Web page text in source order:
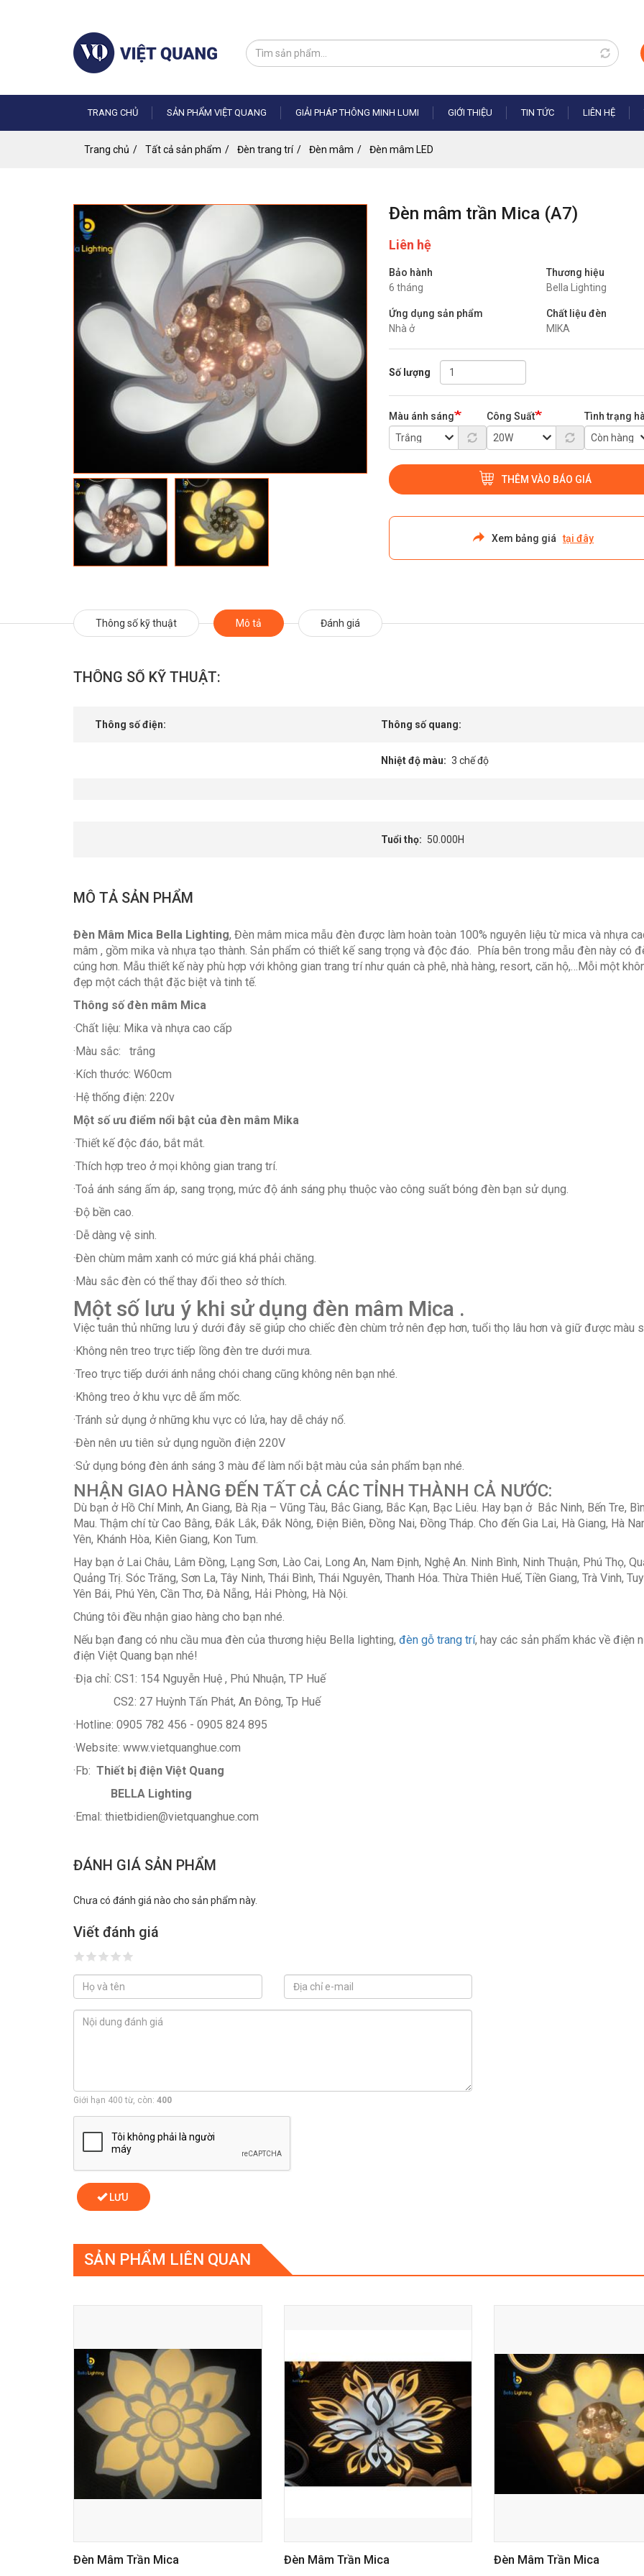
TRANG CHỦ SẢN PHẨM VIỆT QUANG GIẢI PHÁP THÔNG MINH LUMI GIỚI THIỆU TIN TỨC LIÊN HỆ
Trang chủ Tất cả sản phẩm Đèn trang trí Đèn mâm Đèn mâm LED
Đèn mâm trần Mica (A7)
Liên hệ
Bảo hành
6 tháng
Ứng dụng sản phẩm
Nhà ở
Thương hiệu
Bella Lighting
Chất liệu đèn
MIKA
Số lượng
Màu ánh sáng Công Suất Tình trạng
THÊM VÀO BÁO GIÁ
Xem bảng giá tại đây
Thông số kỹ thuật Mô tả Đánh giá
THÔNG SỐ KỸ THUẬT:
Thông số điện: Thông số quang:
Nhiệt độ màu 3 chế độ
Tuổi thọ 50.000H
MÔ TẢ SẢN PHẨM
Đèn Mâm Mica Bella Lighting, Đèn mâm mica mẫu đèn được làm hoàn toàn 100% nguyên liệu từ mica và nhựa
mâm , gồm mika và nhựa tạo thành. Sản phẩm có thiết kế sang trọng và độc đáo. Phía bên trong mẫu đèn này có
cúng hơn. Mẫu thiết kế này phù hợp với không gian trang trí như quán cà phê, nhà hàng, resort, căn hộ,…Mỗi một
đẹp một cách thật đặc biệt và tinh tế.
Thông số đèn mâm Mica
·Chất liệu: Mika và nhựa cao cấp
·Màu sắc: trắng
·Kích thước: W60cm
·Hệ thống điện: 220v
Một số ưu điểm nổi bật của đèn mâm Mika
·Thiết kế độc đáo, bắt mắt.
·Thích hợp treo ở mọi không gian trang trí.
·Toả ánh sáng ấm áp, sang trọng, mức độ ánh sáng phụ thuộc vào công suất bóng đèn bạn sử dụng.
·Độ bền cao.
·Dễ dàng vệ sinh.
·Đèn chùm mâm xanh có mức giá khá phải chăng.
·Màu sắc đèn có thể thay đổi theo sở thích.
Một số lưu ý khi sử dụng đèn mâm Mica .
Việc tuân thủ những lưu ý dưới đây sẽ giúp cho chiếc đèn chùm trở nên đẹp hơn, tuổi thọ lâu hơn và giữ được màu
·Không nên treo trực tiếp lồng đèn tre dưới mưa.
·Treo trực tiếp dưới ánh nắng chói chang cũng không nên bạn nhé.
·Không treo ở khu vực dễ ẩm mốc.
·Tránh sử dụng ở những khu vực có lửa, hay dễ cháy nổ.
·Đèn nên ưu tiên sử dụng nguồn điện 220V
·Sử dụng bóng đèn ánh sáng 3 màu để làm nổi bật màu của sản phẩm bạn nhé.
NHẬN GIAO HÀNG ĐẾN TẤT CẢ CÁC TỈNH THÀNH CẢ NƯỚC:
Dù bạn ở Hồ Chí Minh, An Giang, Bà Rịa – Vũng Tàu, Bắc Giang, Bắc Kạn, Bạc Liêu. Hay bạn ở Bắc Ninh, Bến Tre,
Mau. Thậm chí từ Cao Bằng, Đắk Lắk, Đắk Nông, Điện Biên, Đồng Nai, Đồng Tháp. Cho đến Gia Lai, Hà Giang, Hà
Yên, Khánh Hòa, Kiên Giang, Kon Tum.
Hay bạn ở Lai Châu, Lâm Đồng, Lạng Sơn, Lào Cai, Long An, Nam Định, Nghệ An. Ninh Bình, Ninh Thuận, Phú Thọ,
Quảng Trị. Sóc Trăng, Sơn La, Tây Ninh, Thái Bình, Thái Nguyên, Thanh Hóa. Thừa Thiên Huế, Tiền Giang, Trà Vinh,
Yên Bái, Phú Yên, Cần Thơ, Đà Nẵng, Hải Phòng, Hà Nội.
Chúng tôi đều nhận giao hàng cho bạn nhé.
Nếu bạn đang có nhu cầu mua đèn của thương hiệu Bella lighting, đèn gỗ trang trí, hay các sản phẩm khác về điện
điện Việt Quang bạn nhé!
·Địa chỉ: CS1: 154 Nguyễn Huệ , Phú Nhuận, TP Huế
CS2: 27 Huỳnh Tấn Phát, An Đông, Tp Huế
·Hotline: 0905 782 456 - 0905 824 895
·Website: www.vietquanghue.com
·Fb: Thiết bị điện Việt Quang
BELLA Lighting
·Emal: thietbidien@vietquanghue.com
ĐÁNH GIÁ SẢN PHẨM
Chưa có đánh giá nào cho sản phẩm này.
Viết đánh giá
Giới hạn 400 từ, còn: 400
LƯU
SẢN PHẨM LIÊN QUAN
Đèn Mâm Trần Mica Đèn Mâm Trần Mica Đèn Mâm Trần Mica